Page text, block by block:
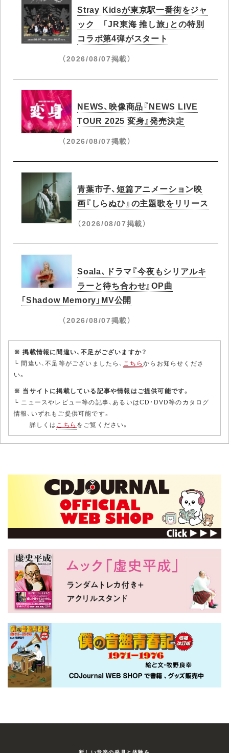
Stray Kidsが東京駅一番街をジャ
ック 「JR東海 推し旅」との特別
コラボ第4弾がスタート
（2026/08/07掲載）
NEWS、映像商品『NEWS LIVE
TOUR 2025 変身』発売決定
（2026/08/07掲載）
青葉市子、短篇アニメーション映
画『しらぬひ』の主題歌をリリース
（2026/08/07掲載）
Soala、ドラマ『今夜もシリアルキ
ラーと待ち合わせ』OP曲
「Shadow Memory」MV公開
（2026/08/07掲載）
※ 掲載情報に間違い、不足がございますか？
└ 間違い、不足等がございましたら、 こちらからお知らせくださ
い。
※ 当サイトに掲載している記事や情報はご提供可能です。
└ ニュースやレビュー等の記事、あるいはCD・DVD等のカタログ
情報、いずれもご提供可能です。
詳しくはこちら をご覧ください。